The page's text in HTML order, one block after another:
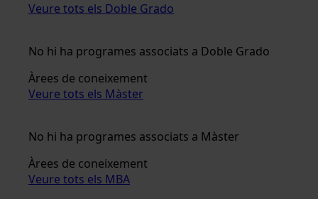
Veure tots els Doble Grado
No hi ha programes associats a Doble Grado
Àrees de coneixement
Veure tots els Màster
No hi ha programes associats a Màster
Àrees de coneixement
Veure tots els MBA